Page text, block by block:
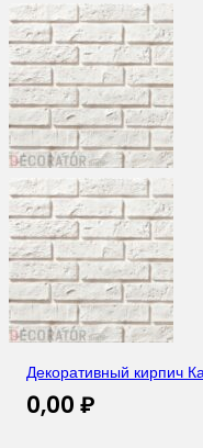
Декоративный кирпич
0,00 ₽